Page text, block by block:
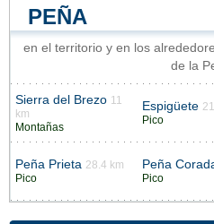
PEÑA
en el territorio y en los
de la
Sierra del Brezo 11
km
Montañas
Espigüete
Pico
Peña Prieta 28.4 km
Pico
Peña
Pico